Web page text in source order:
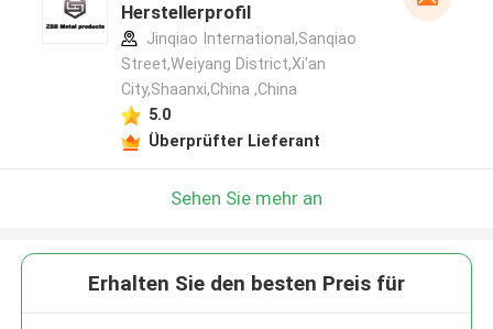
Herstellerprofil
Jinqiao International,Sanqiao
Street,Weiyang District,Xi'an
City,Shaanxi,China ,China
5.0
Überprüfter Lieferant
Sehen Sie mehr an
Erhalten Sie den besten Preis für